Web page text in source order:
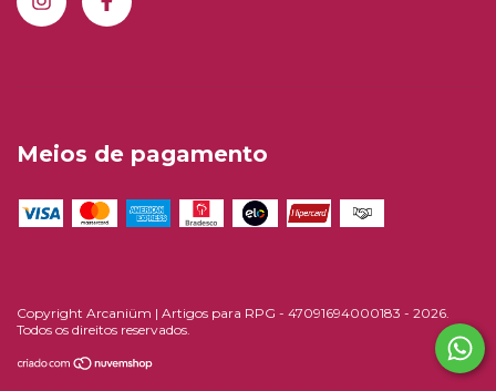
Meios de pagamento
Copyright Arcaniüm | Artigos para RPG - 47091694000183 - 2026.
Todos os direitos reservados.